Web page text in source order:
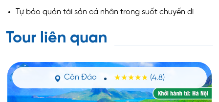
Tự bảo quản tài sản cá nhân trong suốt chuyến đi
Tour liên quan
Côn Đảo (4.8)